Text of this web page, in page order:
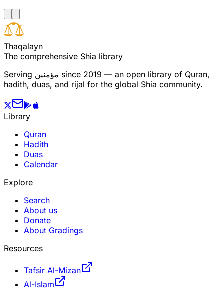
Thaqalayn
The comprehensive Shia library
Serving مؤمنین since 2019 — an open library of Quran,
hadith, duas, and rijal for the global Shia community.
Library
Quran
Hadith
Duas
Calendar
Explore
Search
About us
Donate
About Gradings
Resources
Tafsir Al-Mizan
Al-Islam